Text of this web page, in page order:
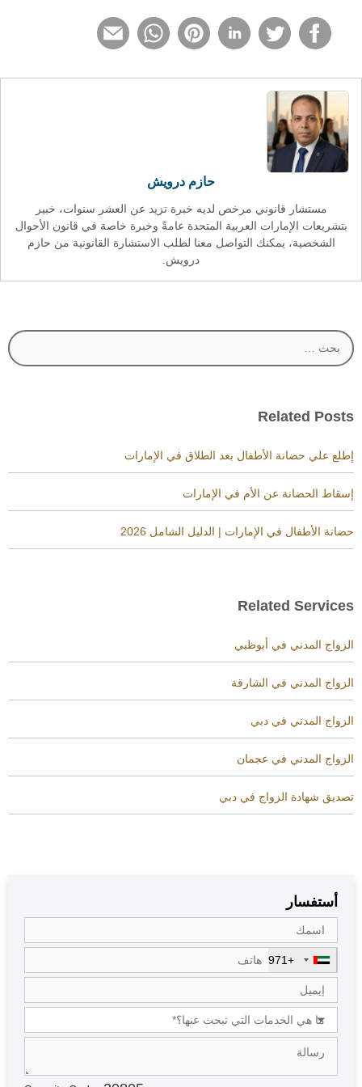
حازم درويش
مستشار قانوني مرخص لديه خبرة تزيد عن العشر سنوات، خبير
بتشريعات الإمارات العربية المتحدة عامةً وخبرة خاصة في قانون الأحوال
الشخصية، يمكنك التواصل معنا لطلب الاستشارة القانونية من حازم
درويش.
البحث
عن:
Related Posts
إطلع علي حضانة الأطفال بعد الطلاق في الإمارات
إسقاط الحضانة عن الأم في الإمارات
حضانة الأطفال في الإمارات | الدليل الشامل 2026
Related Services
الزواج المدني في أبوظبي
الزواج المدني في الشارقة
الزواج المدني في دبي
الزواج المدني في عجمان
تصديق شهادة الزواج في دبي
أستفسار
U
n
i
t
e
+971